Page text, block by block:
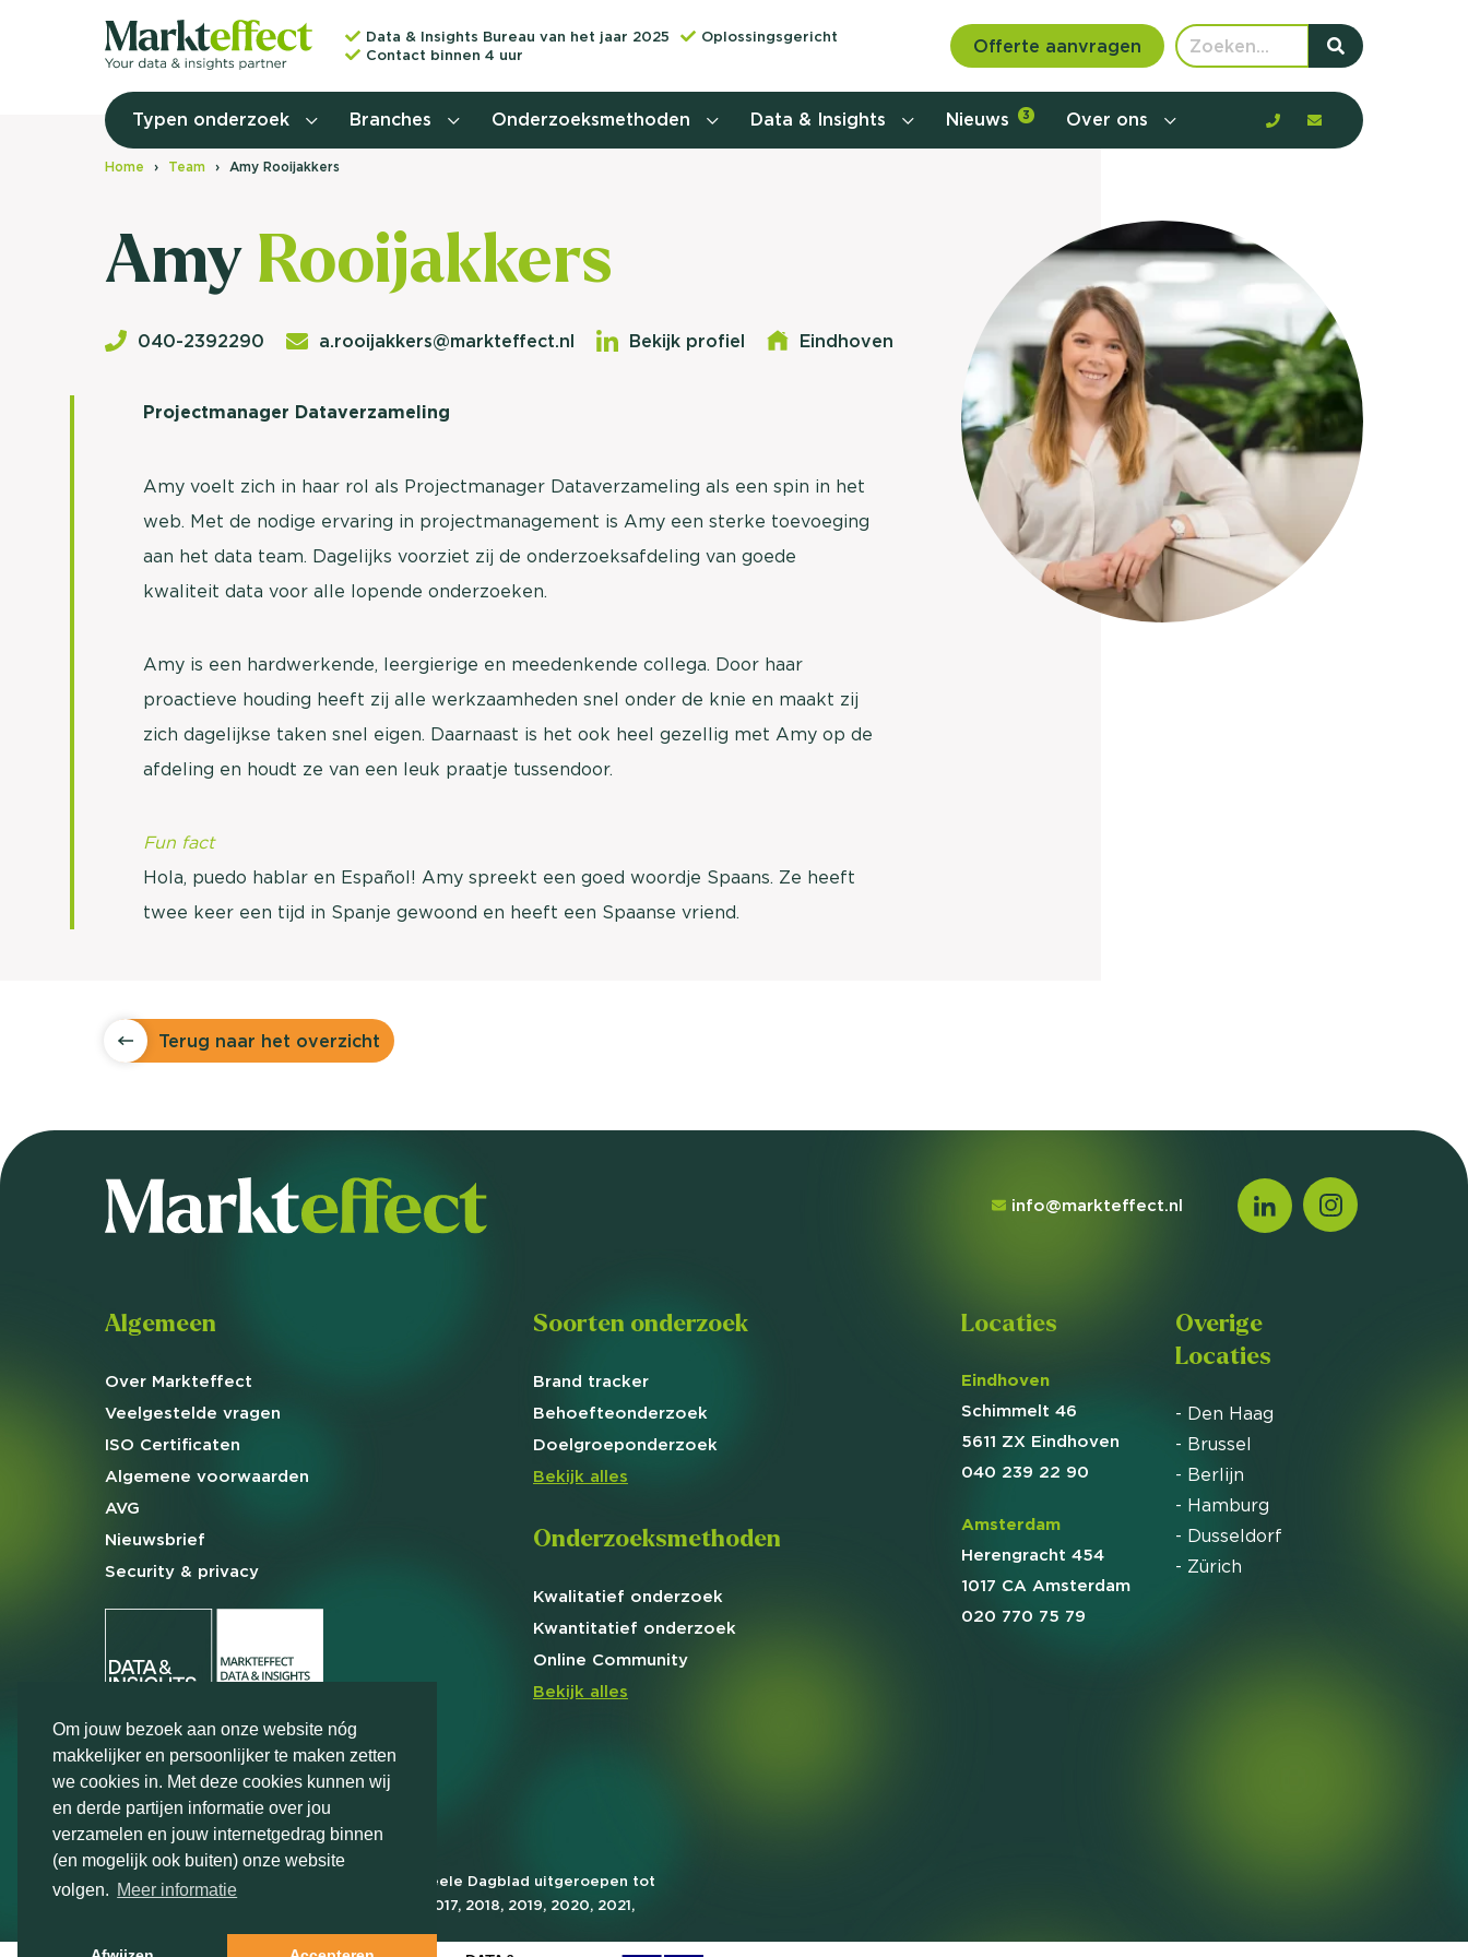
Om jouw bezoek aan onze website nóg
makkelijker en persoonlijker te maken zetten
we cookies in. Met deze cookies kunnen wij
en derde partijen informatie over jou
verzamelen en jouw internetgedrag binnen
(en mogelijk ook buiten) onze website
volgen. Meer informatie
Data & Insights Bureau van het jaar 2025
Oplossingsgericht
Contact binnen 4 uur
Offerte aanvragen
Typen onderzoek
Customer journey onderzoek
Onderzoek (NSKO)
Usage & attitude onderzoek
UX-onderzoek
Relevantere communicatie en aanbod door de
customer journey, de barrières en gedrag in kaart te
brengen. Benieuwd hoe?
Branches Onderzoeksmethoden Data & Insights Nieuws 3 Over ons
Home Team Amy Rooijakkers
AmyRooijakkers
040-2392290 a.rooijakkers@markteffect.nl Bekijk profiel Eindhoven
Projectmanager Dataverzameling
Amy voelt zich in haar rol als Projectmanager Dataverzameling als een spin in het
web. Met de nodige ervaring in projectmanagement is Amy een sterke toevoeging
aan het data team. Dagelijks voorziet zij de onderzoeksafdeling van goede
kwaliteit data voor alle lopende onderzoeken.
Amy is een hardwerkende, leergierige en meedenkende collega. Door haar
proactieve houding heeft zij alle werkzaamheden snel onder de knie en maakt zij
zich dagelijkse taken snel eigen. Daarnaast is het ook heel gezellig met Amy op de
afdeling en houdt ze van een leuk praatje tussendoor.
Fun fact
Hola, puedo hablar en Español! Amy spreekt een goed woordje Spaans. Ze heeft
twee keer een tijd in Spanje gewoond en heeft een Spaanse vriend.
Terug naar het overzicht
info@markteffect.nl
Algemeen
Over Markteffect
Veelgestelde vragen
ISO Certificaten
Algemene voorwaarden
AVG
Nieuwsbrief
Security & privacy
Soorten onderzoek
Brand tracker
Behoefteonderzoek
Doelgroeponderzoek
Bekijk alles
Onderzoeksmethoden
Kwalitatief onderzoek
Kwantitatief onderzoek
Online Community
Bekijk alles
Locaties
Eindhoven
Schimmelt 46
5611 ZX Eindhoven
040 239 22 90
Amsterdam
Herengracht 454
1017 CA Amsterdam
020 770 75 79
Overige
Locaties
- Den Haag
- Brussel
- Berlijn
- Hamburg
- Dusseldorf
- Zürich
Markteffect is door het Financieele Dagblad uitgeroepen tot
FD Gazelle in 2012, 2015, 2016, 2017, 2018, 2019, 2020, 2021,